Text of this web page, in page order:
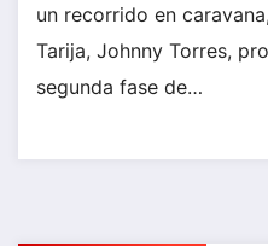
un recorrido en
Tarija, Johnny Torres,
segunda fase de…